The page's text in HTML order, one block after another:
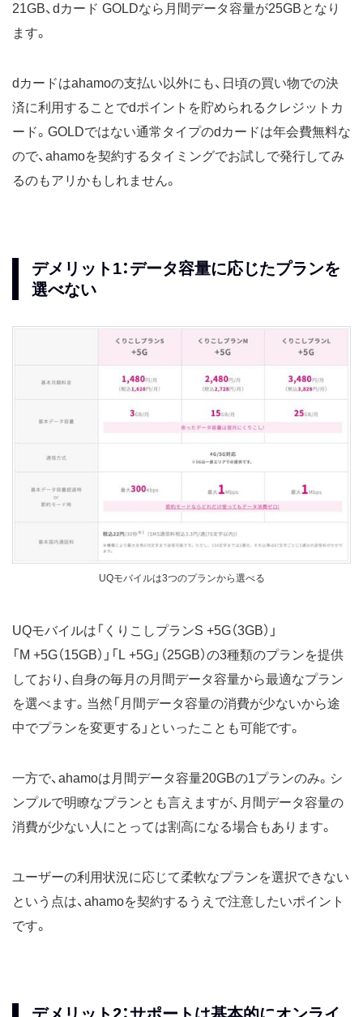
21GB、dカード GOLDなら月間データ容量が25GBとなり
ます。
dカードはahamoの支払い以外にも、日頃の買い物での決
済に利用することでdポイントを貯められるクレジットカ
ード。GOLDではない通常タイプのdカードは年会費無料な
ので、ahamoを契約するタイミングでお試しで発行してみ
るのもアリかもしれません。
デメリット1：データ容量に応じたプランを
選べない
UQモバイルは3つのプランから選べる
UQモバイルは「くりこしプランS +5G（3GB）」
「M +5G（15GB）」「L +5G」（25GB）の3種類のプランを提供
しており、自身の毎月の月間データ容量から最適なプラン
を選べます。当然「月間データ容量の消費が少ないから途
中でプランを変更する」といったことも可能です。
一方で、ahamoは月間データ容量20GBの1プランのみ。シ
ンプルで明瞭なプランとも言えますが、月間データ容量の
消費が少ない人にとっては割高になる場合もあります。
ユーザーの利用状況に応じて柔軟なプランを選択できない
という点は、ahamoを契約するうえで注意したいポイント
です。